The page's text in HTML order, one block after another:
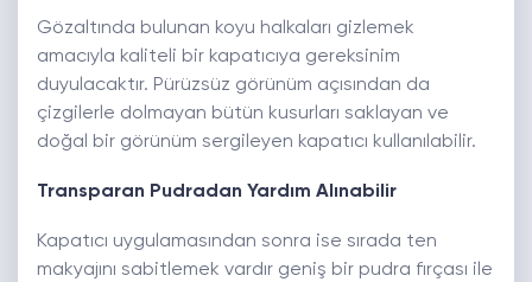
Gözaltında bulunan koyu halkaları gizlemek
amacıyla kaliteli bir kapatıcıya gereksinim
duyulacaktır. Pürüzsüz görünüm açısından da
çizgilerle dolmayan bütün kusurları saklayan ve
doğal bir görünüm sergileyen kapatıcı kullanılabilir.
Transparan Pudradan Yardım Alınabilir
Kapatıcı uygulamasından sonra ise sırada ten
makyajını sabitlemek vardır geniş bir pudra fırçası ile